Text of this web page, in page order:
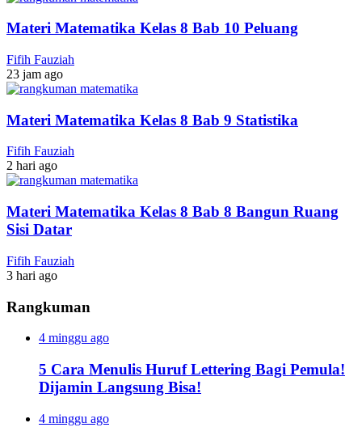
Materi Matematika Kelas 8 Bab 10 Peluang
Fifih Fauziah
23 jam ago
Materi Matematika Kelas 8 Bab 9 Statistika
Fifih Fauziah
2 hari ago
Materi Matematika Kelas 8 Bab 8 Bangun Ruang
Sisi Datar
Fifih Fauziah
3 hari ago
Rangkuman
4 minggu ago
5 Cara Menulis Huruf Lettering Bagi Pemula!
Dijamin Langsung Bisa!
4 minggu ago